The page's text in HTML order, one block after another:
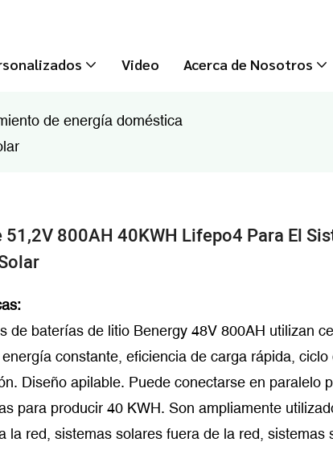
Video Acerca de Nosotros
de energía doméstica
51,2V 800AH 40KWH Lifepo4 Para El
de baterías de litio Benergy 48V 800AH utilizan
constante, eficiencia de carga rápida,
Diseño apilable. Puede conectarse en paralelo
para producir 40 KWH. Son ampliamente
la red, sistemas solares fuera de la red, sistemas